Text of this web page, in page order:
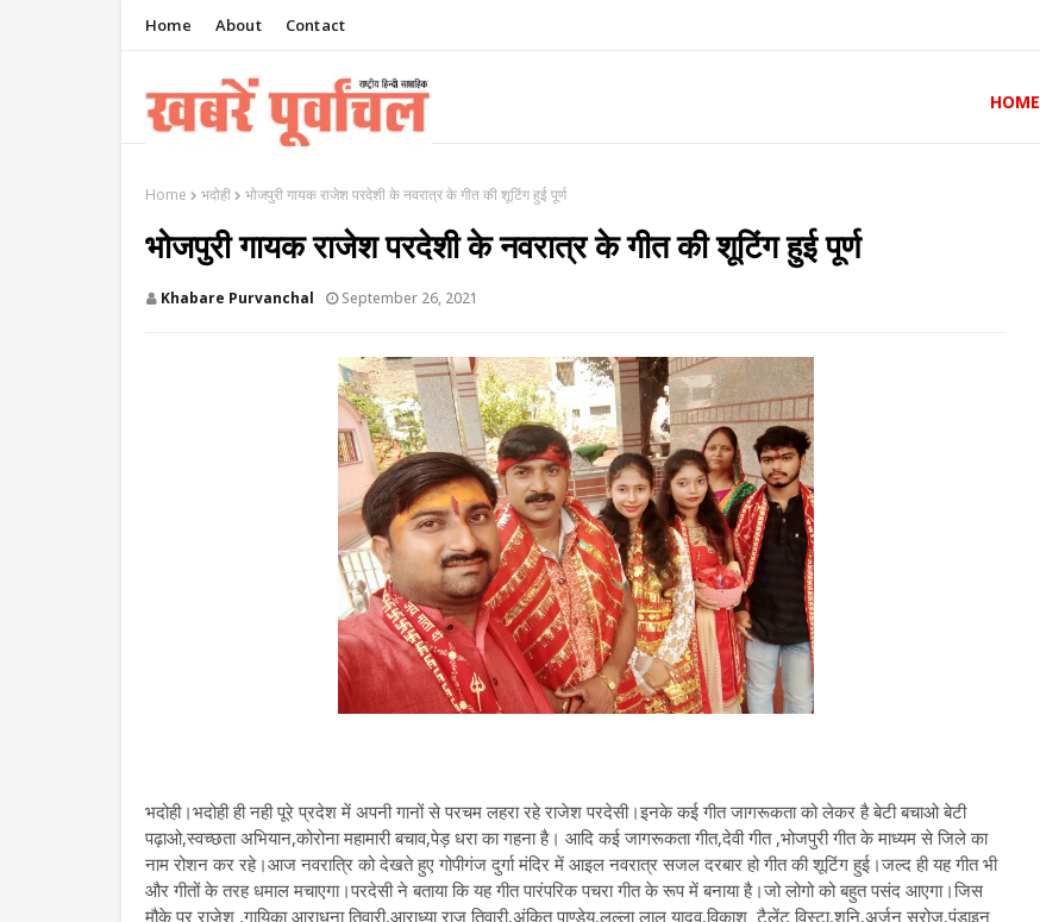
Home About Contact
HOME
Home भदोही भोजपुरी गायक राजेश परदेशी के नवरात्र के गीत की शूटिंग हुई पूर्ण
भोजपुरी गायक राजेश परदेशी के नवरात्र के गीत की शूटिंग हुई पूर्ण
Khabare Purvanchal September 26, 2021
भदोही।भदोही ही नही पूरे प्रदेश में अपनी गानों से परचम लहरा रहे राजेश परदेसी।इनके कई गीत जागरूकता को लेकर है बेटी बचाओ बेटी
पढ़ाओ,स्वच्छता अभियान,कोरोना महामारी बचाव,पेड़ धरा का गहना है। आदि कई जागरूकता गीत,देवी गीत ,भोजपुरी गीत के माध्यम से जिले का
नाम रोशन कर रहे।आज नवरात्रि को देखते हुए गोपीगंज दुर्गा मंदिर में आइल नवरात्र सजल दरबार हो गीत की शूटिंग हुई।जल्द ही यह गीत भी
और गीतों के तरह धमाल मचाएगा।परदेसी ने बताया कि यह गीत पारंपरिक पचरा गीत के रूप में बनाया है।जो लोगो को बहुत पसंद आएगा।जिस
मौके पर राजेश ,गायिका आराधना तिवारी,आराध्या राज तिवारी,अंकित पाण्डेय,लल्ला लाल यादव,विकाश टैलेंट विस्टा,शनि,अर्जुन सरोज,पंडाइन